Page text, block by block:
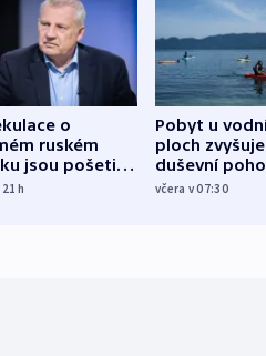
o
ruském
jsou pošetilé,
estonský
21h
Pobyt u
ploch zvyšuje
duševní
ukázala
včera v 07:30